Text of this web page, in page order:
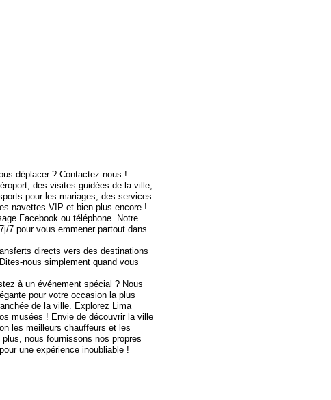
déplacer ? Contactez-nous !
des visites guidées de la ville,
pour les mariages, des services
navettes VIP et bien plus encore !
Facebook ou téléphone. Notre
7 pour vous emmener partout dans
directs vers des destinations
nous simplement quand vous
à un événement spécial ? Nous
pour votre occasion la plus
de la ville. Explorez Lima
musées ! Envie de découvrir la ville
les meilleurs chauffeurs et les
nous fournissons nos propres
une expérience inoubliable !